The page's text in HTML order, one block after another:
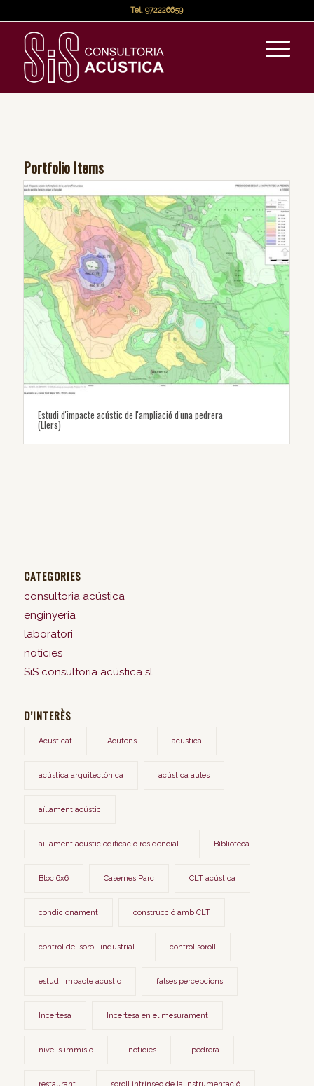
Tel.972226659
Portfolio Items
Estudi d'impacte acústic de l'ampliació d'una pedrera
(Llers)
CATEGORIES
consultoria acústica
enginyeria
laboratori
notícies
SiS consultoria acústica sl
D’INTERÈS
Acusticat Acúfens acústica
acústica arquitectònica acústica aules
aïllament acústic
aïllament acústic edificació residencial Biblioteca
Bloc 6x6 Casernes Parc CLT acústica
condicionament construcció amb CLT
control del soroll industrial control soroll
estudi impacte acustic falses percepcions
Incertesa Incertesa en el mesurament
nivells immisió notícies pedrera
restaurant soroll intrínsec de la instrumentació